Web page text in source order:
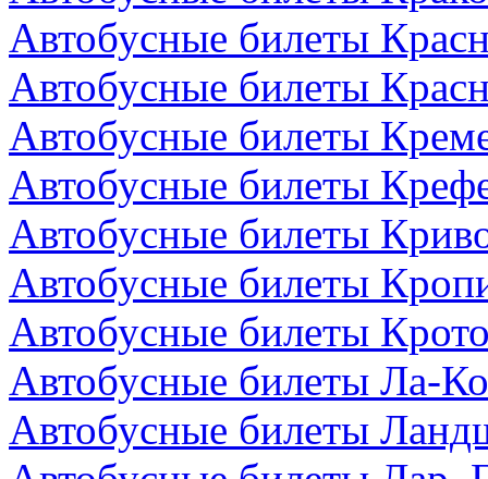
Автобусные билеты
Автобусные билеты
Автобусные билеты
Автобусные билеты
Автобусные билеты
Автобусные билеты
Автобусные билеты
Автобусные билеты Ла-
Автобусные билеты